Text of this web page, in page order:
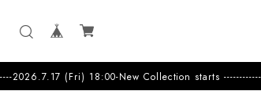
(Fri) 18:00-New Collection starts ---------------------